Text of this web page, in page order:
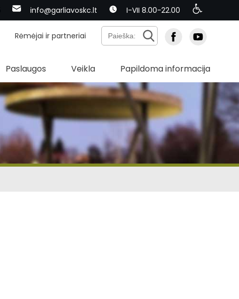
info@garliavoskc.lt I-VII 8.00-22.00
Rėmėjai ir partneriai
Paslaugos Veikla Papildoma informacija